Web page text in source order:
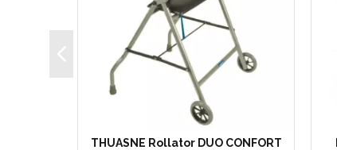
THUASNE Rollator DUO CONFORT